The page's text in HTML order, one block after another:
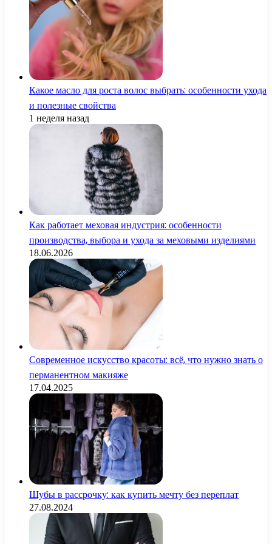
Какое масло для роста волос выбрать: особенности ухода
и полезные свойства
1 неделя назад
Как работает меховая индустрия: особенности
производства, выбора и ухода за меховыми изделиями
18.06.2026
Современное искусство красоты: всё, что нужно знать о
перманентном макияже
17.04.2025
Шубы в рассрочку: как купить мечту без переплат
27.08.2024